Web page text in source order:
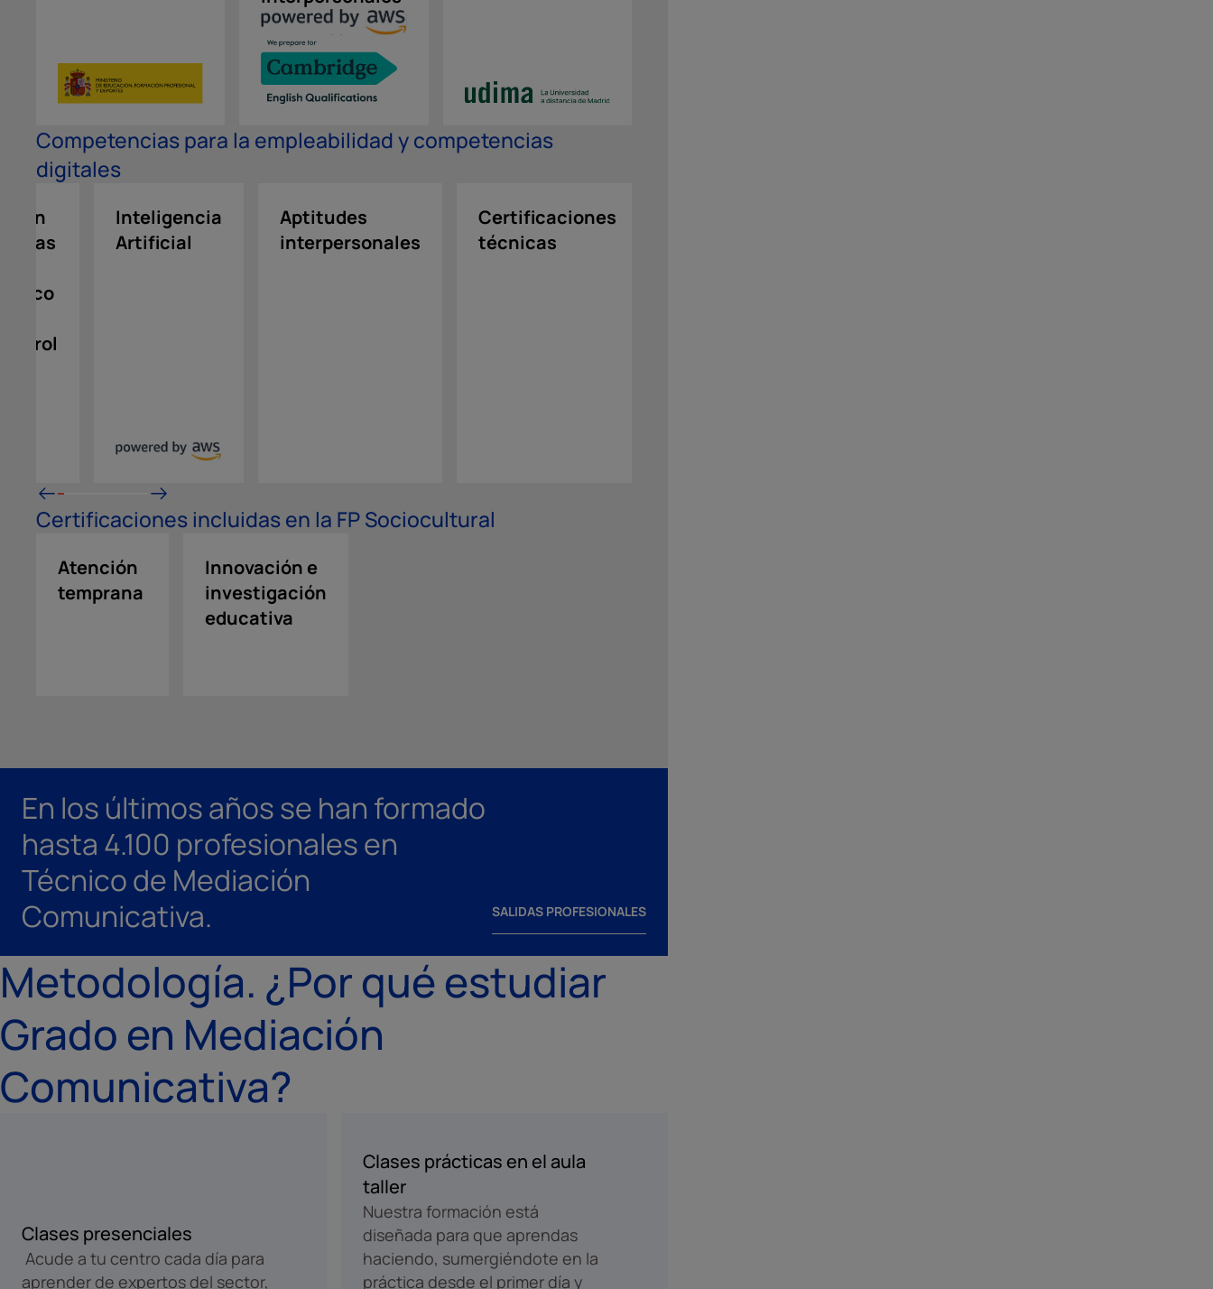
Competencias para la empleabilidad y competencias
digitales
Inteligencia
Artificial
Aptitudes
interpersonales
Certificaciones
técnicas
Certificaciones incluidas en la FP Sociocultural
Atención
temprana
Innovación e
investigación
educativa
En los últimos años se han formado
hasta 4.100 profesionales en
Técnico de Mediación
Comunicativa.
SALIDAS PROFESIONALES
Metodología. ¿Por qué estudiar
Grado en Mediación
Comunicativa?
Clases presenciales
Acude a tu centro cada día para
aprender de expertos del sector,
Clases prácticas en el aula
taller
Nuestra formación está
diseñada para que aprendas
haciendo, sumergiéndote en la
práctica desde el primer día y